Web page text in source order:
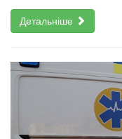
Детальніше